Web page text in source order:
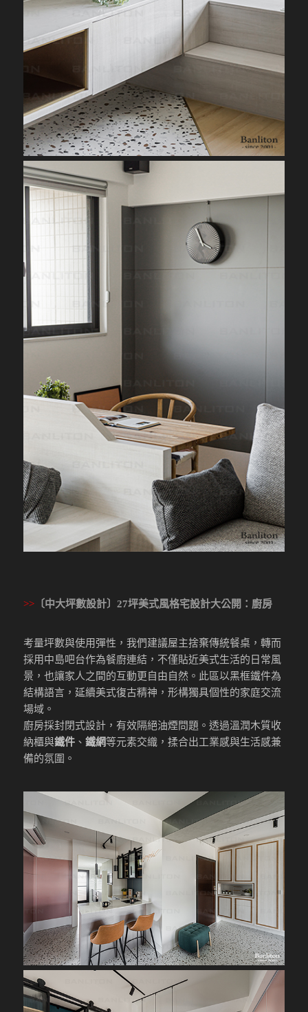
>> 〔中大坪數設計〕27坪美式風格宅設計大公開：廚房
考量坪數與使用彈性，我們建議屋主捨棄傳統餐桌，轉而
採用中島吧台作為餐廚連結，不僅貼近美式生活的日常風
景，也讓家人之間的互動更自由自然。此區以黑框鐵件為
結構語言，延續美式復古精神，形構獨具個性的家庭交流
場域。
廚房採封閉式設計，有效隔絕油煙問題。透過溫潤木質收
納櫃與鐵件 、鐵網等元素交織，揉合出工業感與生活感兼
備的氛圍。